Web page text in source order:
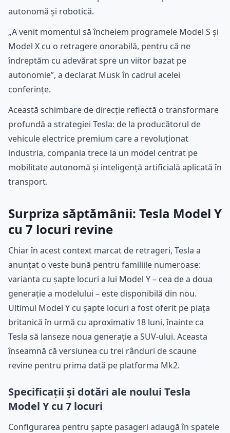
autonomă și robotică.
„A venit momentul să încheiem programele Model S și
Model X cu o retragere onorabilă, pentru că ne
îndreptăm cu adevărat spre un viitor bazat pe
autonomie”, a declarat Musk în cadrul acelei
conferințe.
Această schimbare de direcție reflectă o transformare
profundă a strategiei Tesla: de la producătorul de
vehicule electrice premium care a revoluționat
industria, compania trece la un model centrat pe
mobilitate autonomă și inteligență artificială aplicată în
transport.
Surpriza săptămânii: Tesla Model Y
cu 7 locuri revine
Chiar în acest context marcat de retrageri, Tesla a
anunțat o veste bună pentru familiile numeroase:
varianta cu șapte locuri a lui Model Y – cea de a doua
generație a modelului – este disponibilă din nou.
Ultimul Model Y cu șapte locuri a fost oferit pe piața
britanică în urmă cu aproximativ 18 luni, înainte ca
Tesla să lanseze noua generație a SUV-ului. Aceasta
înseamnă că versiunea cu trei rânduri de scaune
revine pentru prima dată pe platforma Mk2.
Specificații și dotări ale noului Tesla
Model Y cu 7 locuri
Configurarea pentru șapte pasageri adaugă în spatele